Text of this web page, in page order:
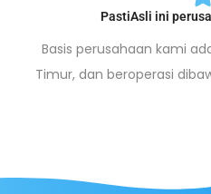
PastiAsli ini
Basis perusahaan kami
Timur, dan beroperasi